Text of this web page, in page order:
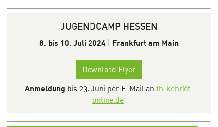
JUGENDCAMP HESSEN
8. bis 10. Juli 2024 | Frankfurt am Main
Download Flyer
Anmeldung bis 23. Juni per E-Mail an th-kehr@t-
online.de